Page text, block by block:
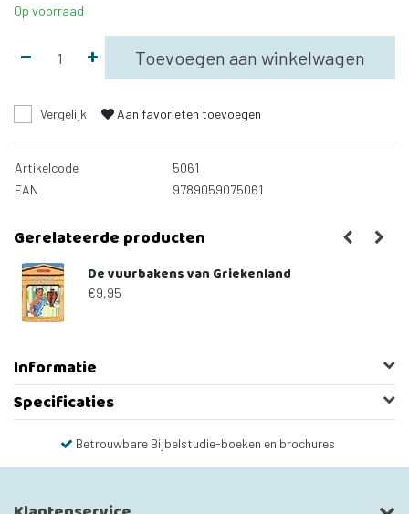
Op voorraad
Toevoegen aan winkelwagen
Vergelijk Aan favorieten toevoegen
Artikelcode
5061
EAN
9789059075061
Gerelateerde producten
De vuurbakens van Griekenland
€9,95
Informatie
Specificaties
Betrouwbare Bijbelstudie-boeken en brochures